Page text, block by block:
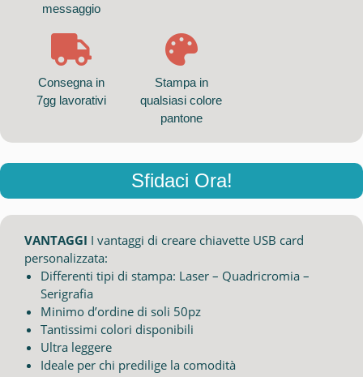
messaggio
Consegna in
7gg lavorativi
Stampa in
qualsiasi colore
pantone
Sfidaci Ora!
VANTAGGI I vantaggi di creare chiavette USB card
personalizzata:
Differenti tipi di stampa: Laser – Quadricromia –
Serigrafia
Minimo d’ordine di soli 50pz
Tantissimi colori disponibili
Ultra leggere
Ideale per chi predilige la comodità